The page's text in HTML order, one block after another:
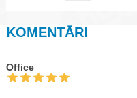
KOMENTĀRI
Office